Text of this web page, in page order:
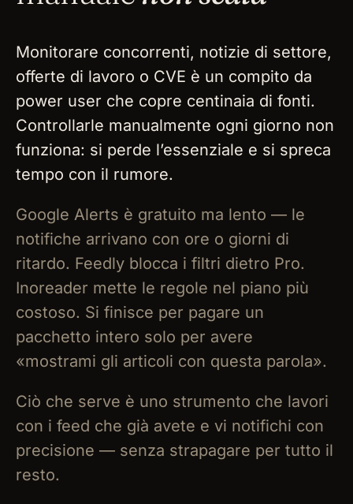
Monitorare concorrenti, notizie di settore,
offerte di lavoro o CVE è un compito da
power user che copre centinaia di fonti.
Controllarle manualmente ogni giorno non
funziona: si perde l’essenziale e si spreca
tempo con il rumore.
Google Alerts è gratuito ma lento — le
notifiche arrivano con ore o giorni di
ritardo. Feedly blocca i filtri dietro Pro.
Inoreader mette le regole nel piano più
costoso. Si finisce per pagare un
pacchetto intero solo per avere
«mostrami gli articoli con questa parola».
Ciò che serve è uno strumento che lavori
con i feed che già avete e vi notifichi con
precisione — senza strapagare per tutto il
resto.